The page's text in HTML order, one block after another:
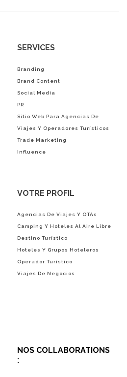
SERVICES
Branding
Brand Content
Social Media
PR
Sitio Web Para Agencias De
Viajes Y Operadores Turísticos
Trade Marketing
Influence
VOTRE PROFIL
Agencias De Viajes Y OTAs
Camping Y Hoteles Al Aire Libre
Destino Turístico
Hoteles Y Grupos Hoteleros
Operador Turístico
Viajes De Negocios
NOS COLLABORATIONS
: